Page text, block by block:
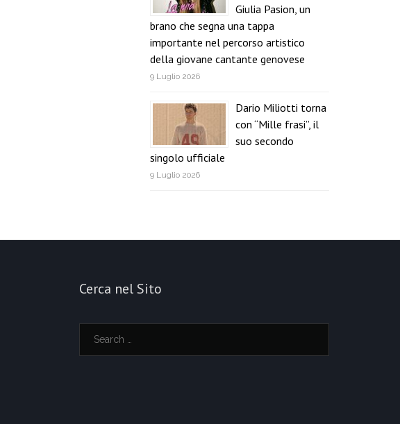
Giulia Pasion, un
brano che segna una tappa
importante nel percorso artistico
della giovane cantante genovese
9 Luglio 2026
Dario Miliotti torna
con “Mille frasi”, il
suo secondo
singolo ufficiale
9 Luglio 2026
Cerca nel Sito